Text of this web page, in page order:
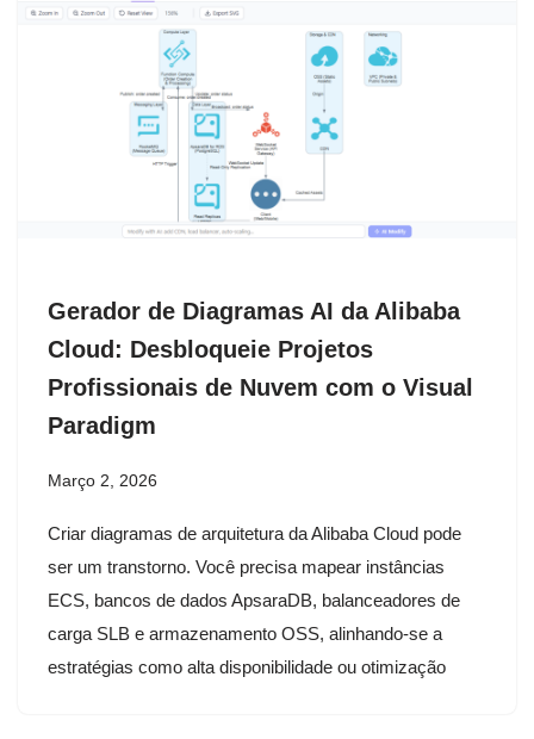
Gerador de Diagramas AI da Alibaba
Cloud: Desbloqueie Projetos
Profissionais de Nuvem com o Visual
Paradigm
Março 2, 2026
Criar diagramas de arquitetura da Alibaba Cloud pode
ser um transtorno. Você precisa mapear instâncias
ECS, bancos de dados ApsaraDB, balanceadores de
carga SLB e armazenamento OSS, alinhando-se a
estratégias como alta disponibilidade ou otimização